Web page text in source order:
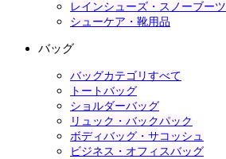
レインシューズ・スノーブーツ
シューケア・靴用品
バッグ
バッグカテゴリすべて
トートバッグ
ショルダーバッグ
リュック・バックパック
ボディバッグ・サコッシュ
ビジネス・オフィスバッグ